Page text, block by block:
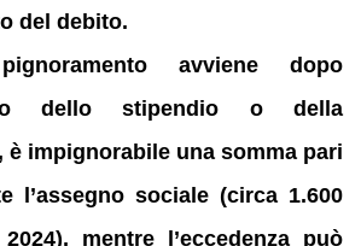
del debito.
avviene dopo
dello stipendio o della
è impignorabile una somma pari
l’assegno sociale (circa 1.600
mentre l’eccedenza può